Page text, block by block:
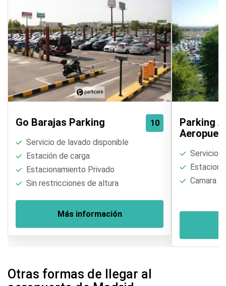
Servicio de aparcacoches aeropuerto
Madrid
10
Go Barajas Parking
Servicio de lavado disponible
Estación de carga
Estacionamiento Privado
Sin restricciones de altura
Más información
Parking
Servicio
Camara
Otras formas de llegar al